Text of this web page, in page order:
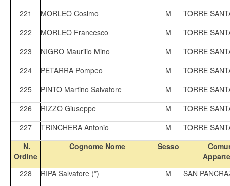
221
MORLEO Cosimo M
TORRE
222
MORLEO Francesco M
TORRE
223
NIGRO Maurilio Mino M
TORRE
224
PETARRA Pompeo M
TORRE
225
PINTO Martino Salvatore M
TORRE
226
RIZZO Giuseppe M
TORRE
227
TRINCHERA Antonio M
TORRE
N.
Ordine
Cognome Nome Sesso
228
RIPA Salvatore (*) M
SAN